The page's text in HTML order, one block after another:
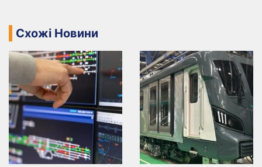
Схожі Новини